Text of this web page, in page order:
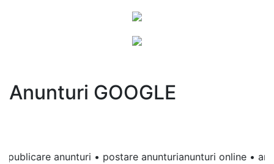
Anunturi GOOGLE
anunturi • postare anunturianunturi online •